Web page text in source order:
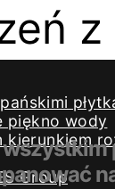
piękno wody
Group
z